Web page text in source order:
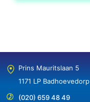
Prins Mauritslaan 5
1171 LP Badhoevedorp
(020) 659 48 49